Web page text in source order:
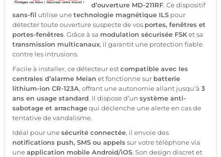
d’ouverture MD-211RF. Ce dispositif
sans-fil utilise unetechnologie magnétique ILS pour
détecter toute ouverture suspecte de vos portes, fenêtres et
portes-fenêtres. Grâce à sa modulation sécurisée FSKet sa
transmission multicanaux, il garantit une protection fiable
contre les intrusions.
Facile à installer, ce détecteur estcompatible avec les
centrales d’alarme Meian et fonctionne sur batterie
lithium-ion CR-123A, offrant une autonomie allant jusqu'à 3
ans en usage standard. Il dispose d’un système anti-
sabotage et arrachagequi déclenche une alerte en cas de
tentative de vandalisme.
Idéal pour unesécurité connectée, il envoie des
notifications push, SMS ou appelssur votre téléphone via
uneapplication mobile Android/iOS. Son design discret et